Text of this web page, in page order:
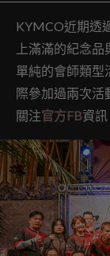
KYMCO近期透
上滿滿的紀念
單純的會師類型
際參加過兩次活
關注官方FB資